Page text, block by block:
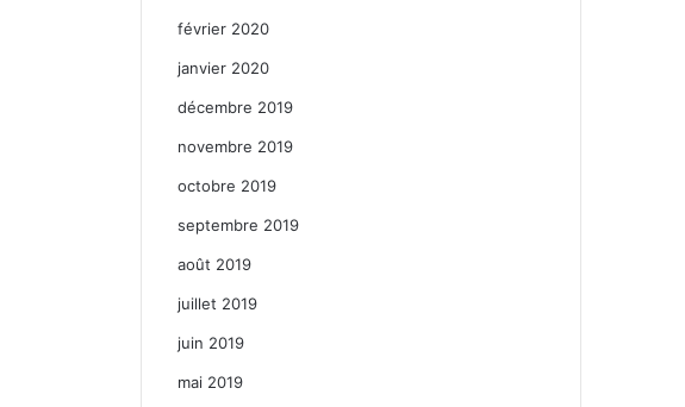
février 2020
janvier 2020
décembre 2019
novembre 2019
octobre 2019
septembre 2019
août 2019
juillet 2019
juin 2019
mai 2019